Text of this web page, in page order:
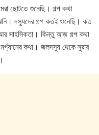
ছোটতে শুনেছি। গল্প কথা
দস্যুদের গল্প কতই শুনেছি। কত
আর সাহসিকতা। কিন্তু আজ গল্প কথা
কথা। জলদস্যু থেকে সুরার